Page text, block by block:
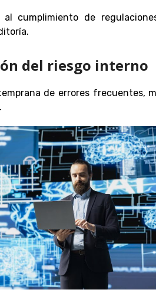
al cumplimiento de
del riesgo interno
de errores frecuentes,